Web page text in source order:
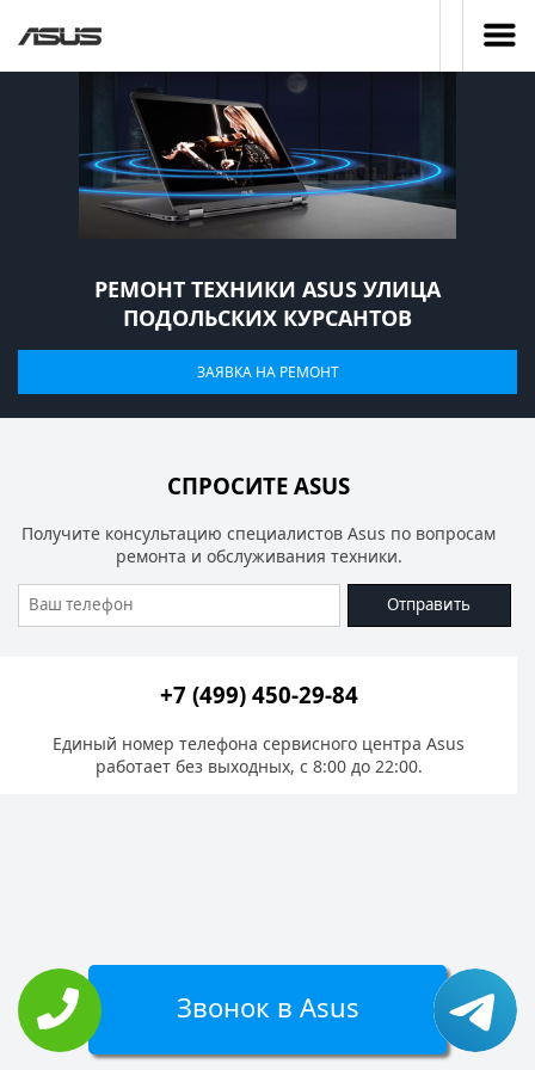
РЕМОНТ ТЕХНИКИ ASUS УЛИЦА
ПОДОЛЬСКИХ КУРСАНТОВ
ЗАЯВКА НА РЕМОНТ
СПРОСИТЕ ASUS
Получите консультацию специалистов Asus по вопросам
ремонта и обслуживания техники.
Отправить
+7 (499) 450-29-84
Единый номер телефона сервисного центра Asus
работает без выходных, с 8:00 до 22:00.
Звонок в Asus